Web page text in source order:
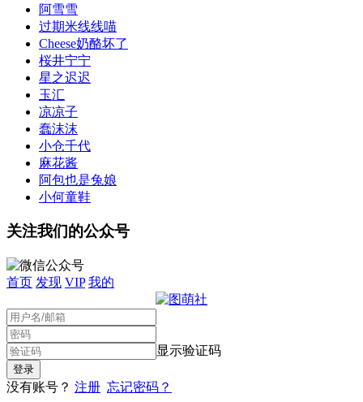
阿雪雪
过期米线线喵
Cheese奶酪坏了
桜井宁宁
星之迟迟
玉汇
凉凉子
蠢沫沫
小仓千代
麻花酱
阿包也是兔娘
小何童鞋
关注我们的公众号
首页 发现 VIP 我的
显示验证码
没有账号？ 注册 忘记密码？